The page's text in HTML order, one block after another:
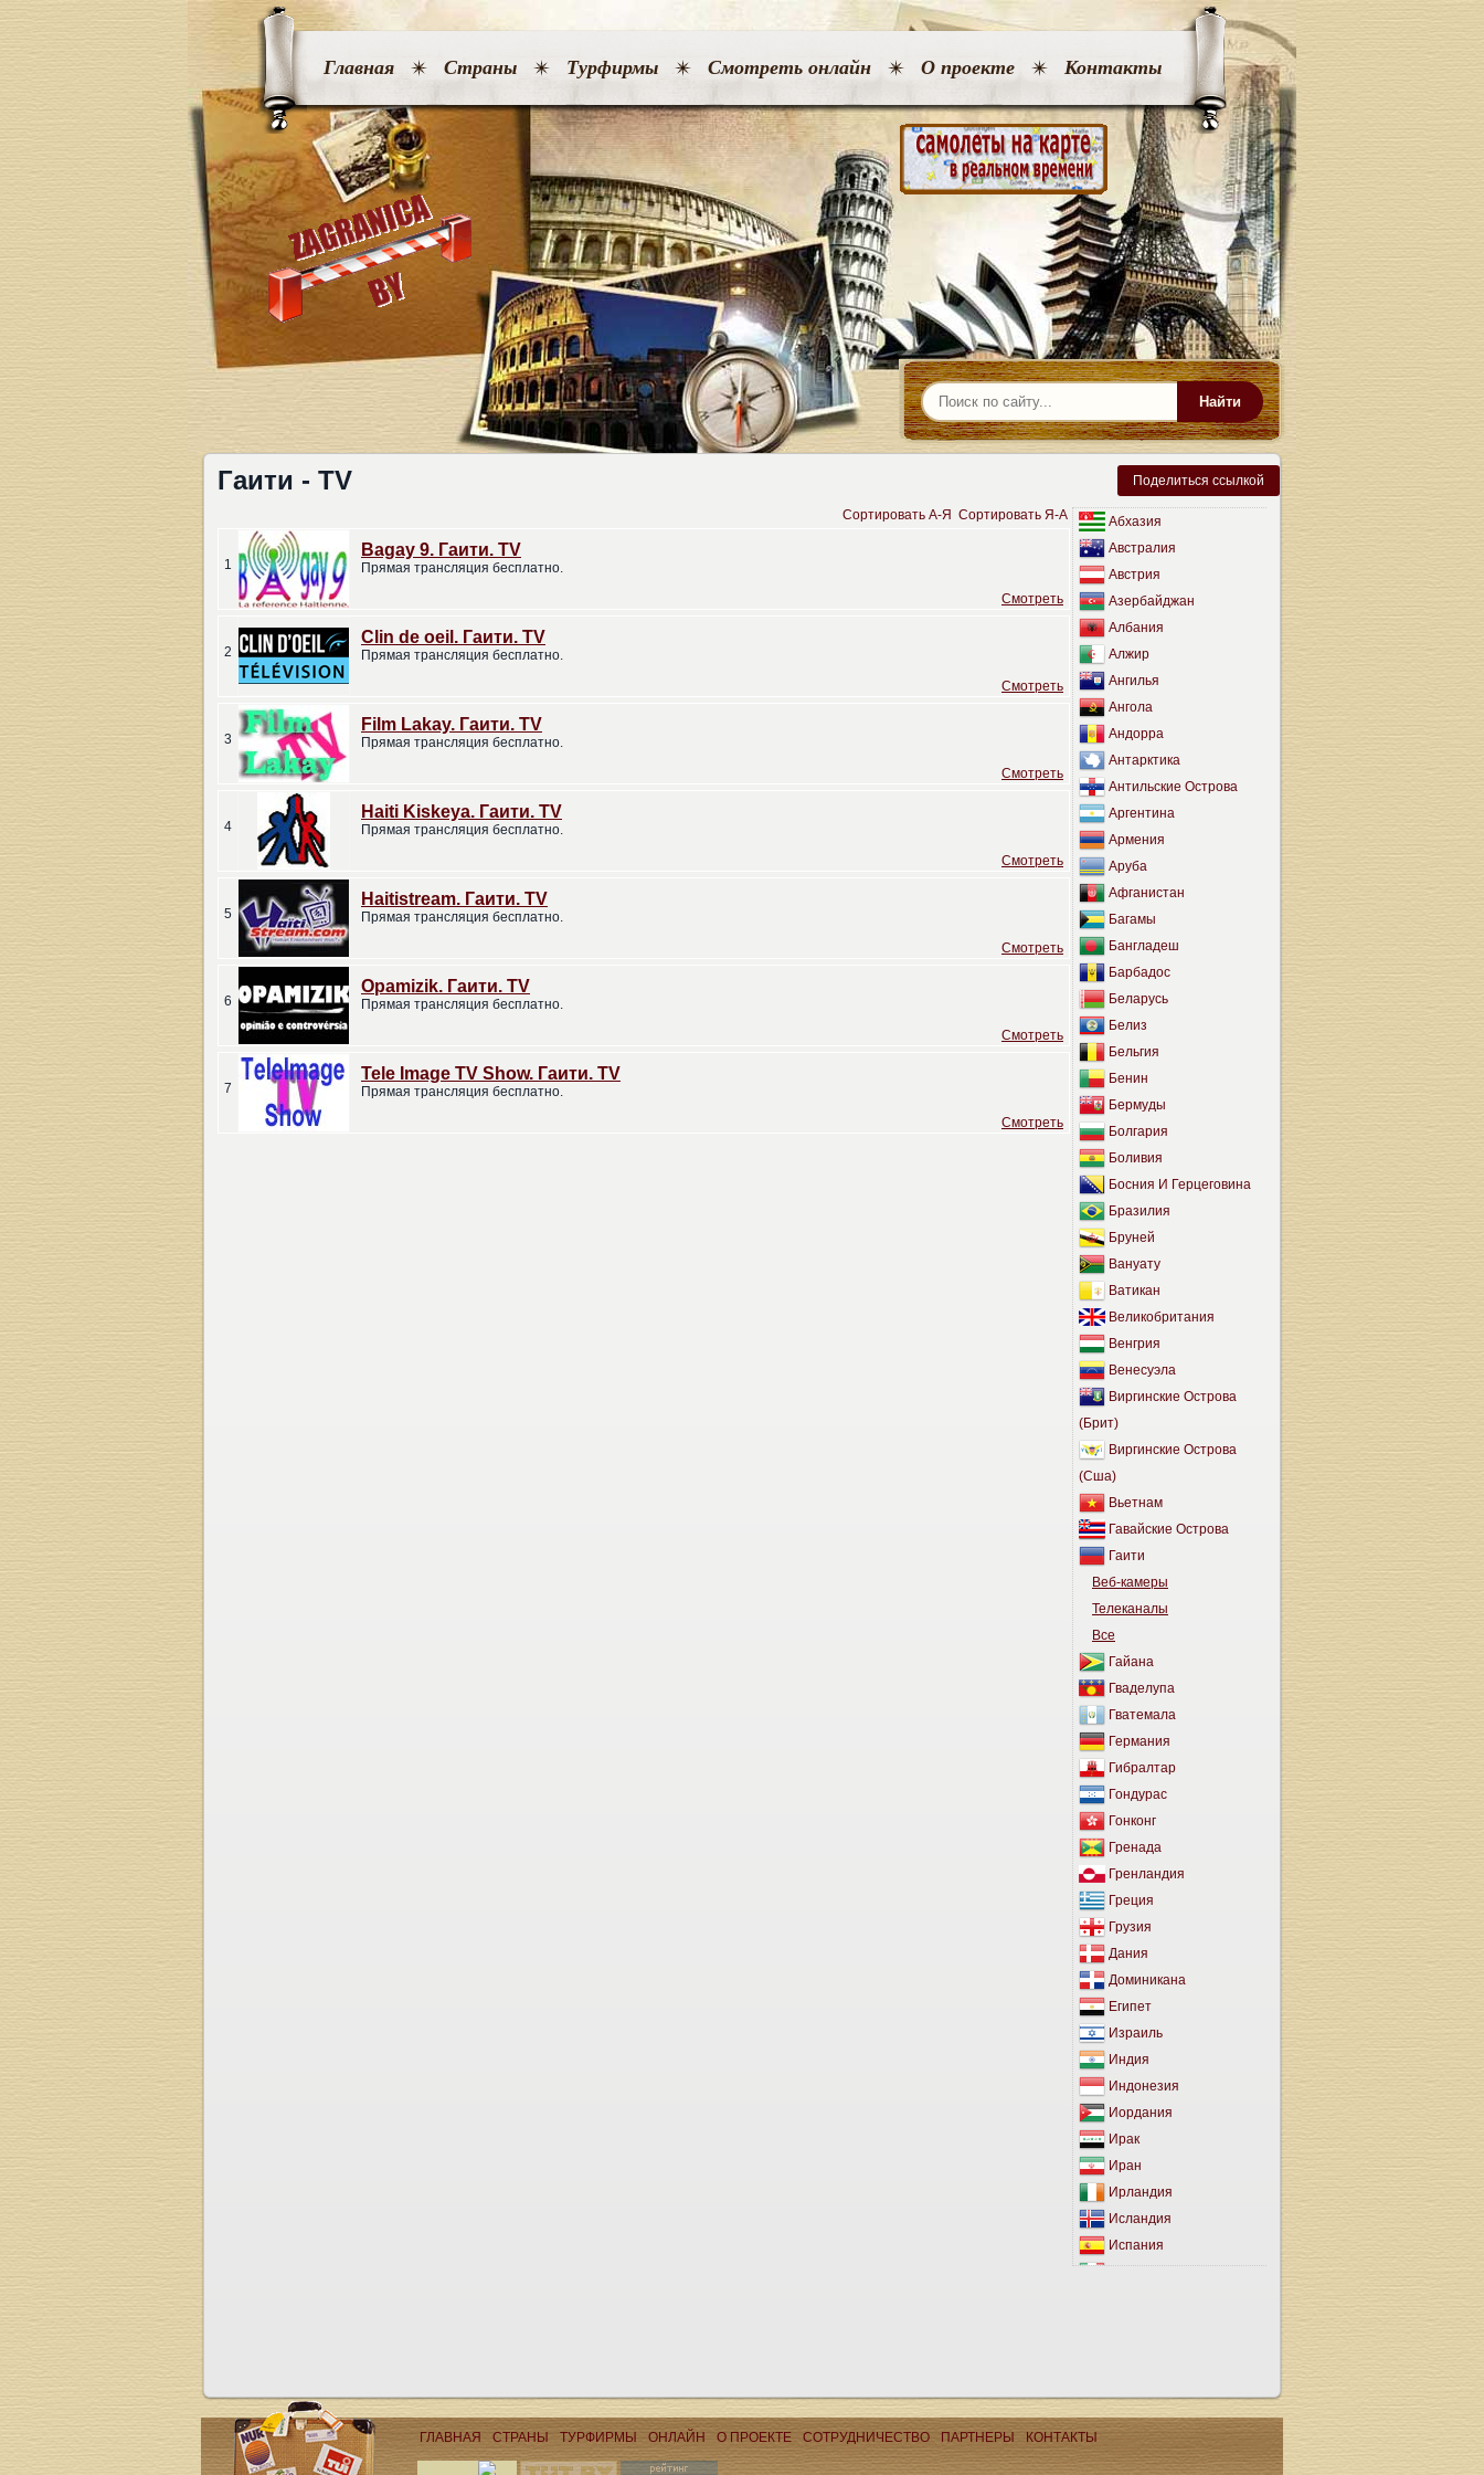
Главная Страны Турфирмы Смотреть онлайн О проекте Контакты
Найти
Гаити - TV Поделиться ссылкой
Абхазия
Австралия
Австрия
Азербайджан
Албания
Алжир
Ангилья
Ангола
Андорра
Антарктика
Антильские Острова
Аргентина
Армения
Аруба
Афганистан
Багамы
Бангладеш
Барбадос
Беларусь
Белиз
Бельгия
Бенин
Бермуды
Болгария
Боливия
Босния И Герцеговина
Бразилия
Бруней
Вануату
Ватикан
Великобритания
Венгрия
Венесуэла
Виргинские Острова
(Брит)
Виргинские Острова
(Сша)
Вьетнам
Гавайские Острова
Гаити
Веб-камеры
Телеканалы
Все
Гайана
Гваделупа
Гватемала
Германия
Гибралтар
Гондурас
Гонконг
Гренада
Гренландия
Греция
Грузия
Дания
Доминикана
Египет
Израиль
Индия
Индонезия
Иордания
Ирак
Иран
Ирландия
Исландия
Испания
Камбоджа
Канада
Канарские Острова
Сортировать A-Я Сортировать Я-А
1
Bagay 9. Гаити. TV
Прямая трансляция бесплатно.
Cмотреть
2
Clin de oeil. Гаити. TV
Прямая трансляция бесплатно.
Cмотреть
3
Film Lakay. Гаити. TV
Прямая трансляция бесплатно.
Cмотреть
4
Haiti Kiskeya. Гаити. TV
Прямая трансляция бесплатно.
Cмотреть
5
Haitistream. Гаити. TV
Прямая трансляция бесплатно.
Cмотреть
6
Opamizik. Гаити. TV
Прямая трансляция бесплатно.
Cмотреть
7
Tele Image TV Show. Гаити. TV
Прямая трансляция бесплатно.
Cмотреть
ГЛАВНАЯ СТРАНЫ ТУРФИРМЫ ОНЛАЙН О ПРОЕКТЕ CОТРУДНИЧЕСТВО ПАРТНЕРЫ КОНТАКТЫ